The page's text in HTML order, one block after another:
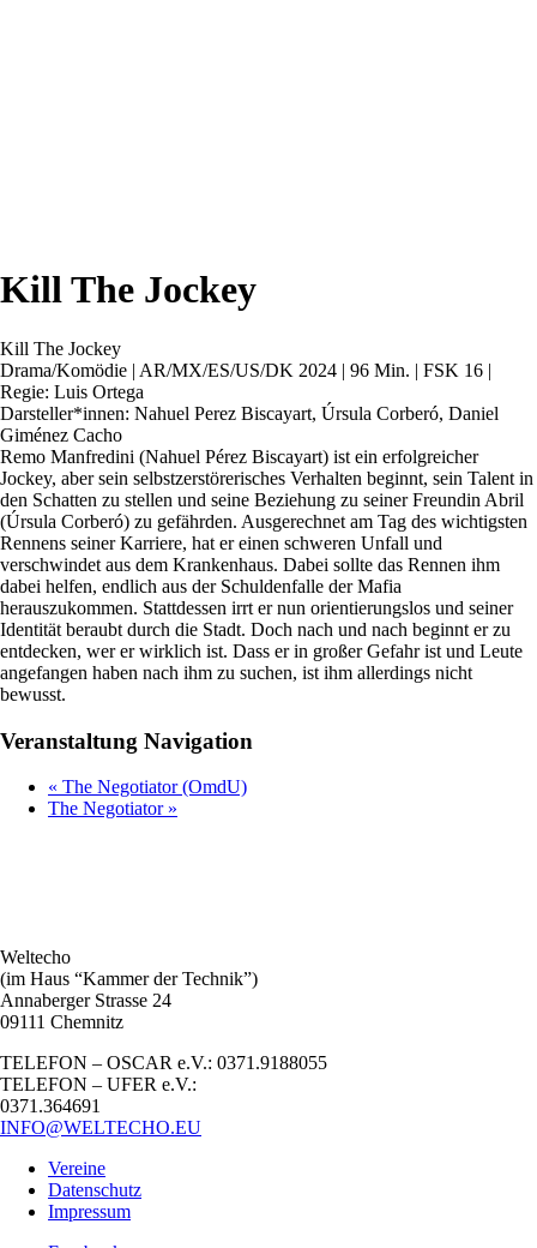
Kill The Jockey
Kill The Jockey
Drama/Komödie | AR/MX/ES/US/DK 2024 | 96 Min. | FSK 16 |
Regie: Luis Ortega
Darsteller*innen: Nahuel Perez Biscayart, Úrsula Corberó, Daniel
Giménez Cacho
Remo Manfredini (Nahuel Pérez Biscayart) ist ein erfolgreicher
Jockey, aber sein selbstzerstörerisches Verhalten beginnt, sein Talent in
den Schatten zu stellen und seine Beziehung zu seiner Freundin Abril
(Úrsula Corberó) zu gefährden. Ausgerechnet am Tag des wichtigsten
Rennens seiner Karriere, hat er einen schweren Unfall und
verschwindet aus dem Krankenhaus. Dabei sollte das Rennen ihm
dabei helfen, endlich aus der Schuldenfalle der Mafia
herauszukommen. Stattdessen irrt er nun orientierungslos und seiner
Identität beraubt durch die Stadt. Doch nach und nach beginnt er zu
entdecken, wer er wirklich ist. Dass er in großer Gefahr ist und Leute
angefangen haben nach ihm zu suchen, ist ihm allerdings nicht
bewusst.
Veranstaltung Navigation
« The Negotiator (OmdU)
The Negotiator »
Weltecho
(im Haus “Kammer der Technik”)
Annaberger Strasse 24
09111 Chemnitz
TELEFON – OSCAR e.V.: 0371.9188055
TELEFON – UFER e.V.:
0371.364691
INFO@WELTECHO.EU
Vereine
Datenschutz
Impressum